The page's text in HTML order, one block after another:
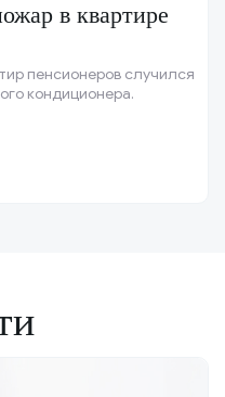
в квартире
пенсионеров случился
кондиционера.